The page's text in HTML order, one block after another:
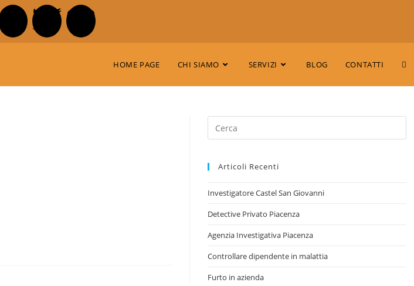
HOME PAGE CHI SIAMO SERVIZI BLOG CONTATTI
Articoli Recenti
Investigatore Castel San Giovanni
Detective Privato Piacenza
Agenzia Investigativa Piacenza
Controllare dipendente in malattia
Furto in azienda